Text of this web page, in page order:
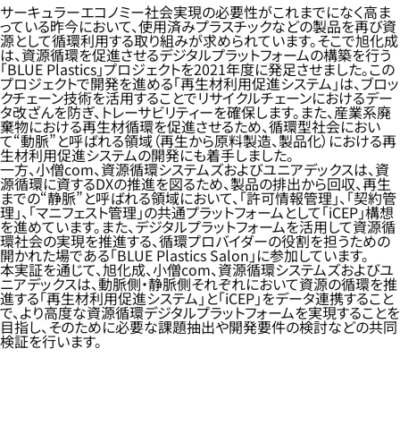
サーキュラーエコノミー社会実現の必要性がこれまでになく高ま
っている昨今において、使用済みプラスチックなどの製品を再び資
源として循環利用する取り組みが求められています。そこで旭化成
は、資源循環を促進させるデジタルプラットフォームの構築を行う
「BLUE Plastics」プロジェクトを2021年度に発足させました。この
プロジェクトで開発を進める「再生材利用促進システム」は、ブロッ
クチェーン技術を活用することでリサイクルチェーンにおけるデー
タ改ざんを防ぎ、トレーサビリティーを確保します。また、産業系廃
棄物における再生材循環を促進させるため、循環型社会におい
て“動脈”と呼ばれる領域（再生から原料製造、製品化）における再
生材利用促進システムの開発にも着手しました。
一方、小僧com、資源循環システムズおよびユニアデックスは、資
源循環に資するDXの推進を図るため、製品の排出から回収、再生
までの“静脈”と呼ばれる領域において、「許可情報管理」、「契約管
理」、「マニフェスト管理」の共通プラットフォームとして「iCEP」構想
を進めています。また、デジタルプラットフォームを活用して資源循
環社会の実現を推進する、循環プロバイダーの役割を担うための
開かれた場である「BLUE Plastics Salon」に参加しています。
本実証を通じて、旭化成、小僧com、資源循環システムズおよびユ
ニアデックスは、動脈側・静脈側それぞれにおいて資源の循環を推
進する「再生材利用促進システム」と「iCEP」をデータ連携すること
で、より高度な資源循環デジタルプラットフォームを実現することを
目指し、そのために必要な課題抽出や開発要件の検討などの共同
検証を行います。